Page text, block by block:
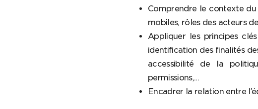
Comprendre le contexte du
mobiles, rôles des acteurs
Appliquer les principes
identification des finalités
accessibilité de la
permissions,...
Encadrer la relation entre